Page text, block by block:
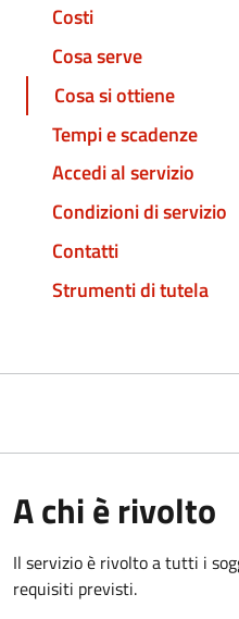
Costi
Cosa serve
Cosa si ottiene
Tempi e scadenze
Accedi al servizio
Condizioni di servizio
Contatti
Strumenti di tutela
A chi è rivolto
Il servizio è rivolto a tutti i
requisiti previsti.